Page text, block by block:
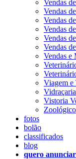
Vendas
Vendas
Vendas
Vendas
Vendas
Vendas
Vendas e
Viagem e
Vistoria
Zoológico
fotos
bolão
classificados
blog
quero